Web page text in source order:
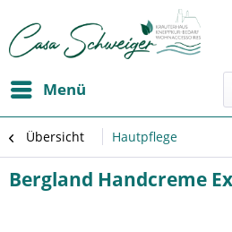
Menü
Übersicht Hautpflege
Bergland Handcreme